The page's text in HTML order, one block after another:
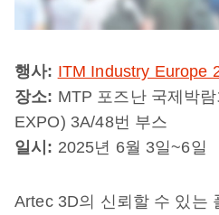
행사: ITM Industry Europe
장소: MTP 포즈난 국제박
EXPO) 3A/48번 부스
일시: 2025년 6월 3일~6일
Artec 3D의 신뢰할 수 있는